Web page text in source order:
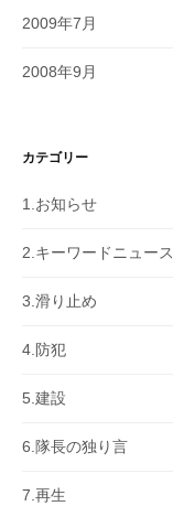
2009年7月
2008年9月
カテゴリー
1.お知らせ
2.キーワードニュース
3.滑り止め
4.防犯
5.建設
6.隊長の独り言
7.再生